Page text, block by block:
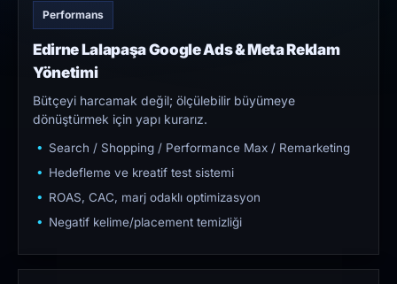
Performans
Edirne Lalapaşa Google Ads & Meta Reklam
Yönetimi
Bütçeyi harcamak değil; ölçülebilir büyümeye
dönüştürmek için yapı kurarız.
Search / Shopping / Performance Max / Remarketing
Hedefleme ve kreatif test sistemi
ROAS, CAC, marj odaklı optimizasyon
Negatif kelime/placement temizliği